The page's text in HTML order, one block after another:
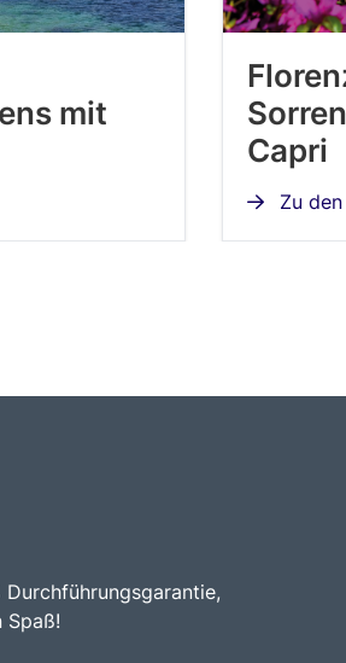
mit
Capri
Zu
Durchführungsgarantie,
Spaß!